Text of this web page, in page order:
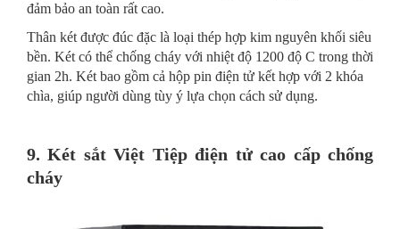
đảm bảo an toàn rất cao.
Thân két được đúc đặc là loại thép hợp kim nguyên khối siêu
bền. Két có thể chống cháy với nhiệt độ 1200 độ C trong thời
gian 2h. Két bao gồm cả hộp pin điện tử kết hợp với 2 khóa
chìa, giúp người dùng tùy ý lựa chọn cách sử dụng.
9. Két sắt Việt Tiệp điện tử cao cấp chống
cháy